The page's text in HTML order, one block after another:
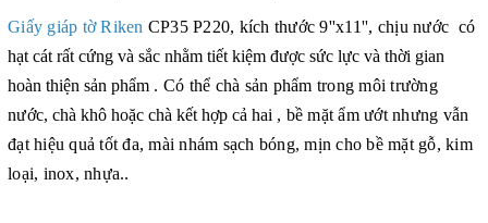
Giấy giáp tờ Riken CP35 P220, kích thước 9''x11'', chịu nước có
hạt cát rất cứng và sắc nhằm tiết kiệm được sức lực và thời gian
hoàn thiện sản phẩm . Có thể chà sản phẩm trong môi trường
nước, chà khô hoặc chà kết hợp cả hai , bề mặt ẩm ướt nhưng vẫn
đạt hiệu quả tốt đa, mài nhám sạch bóng, mịn cho bề mặt gỗ, kim
loại, inox, nhựa..